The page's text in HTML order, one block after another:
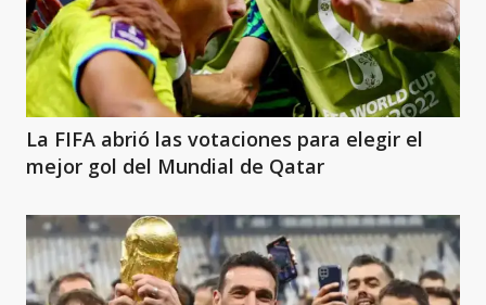
La FIFA abrió las votaciones para elegir el
mejor gol del Mundial de Qatar